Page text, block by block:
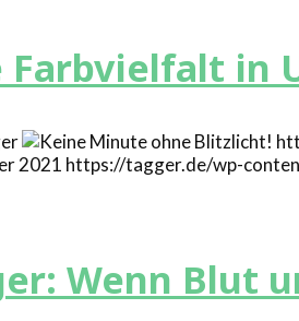
Farbvielfalt in
2021 https://tagger.de/wp-
Wenn Blut